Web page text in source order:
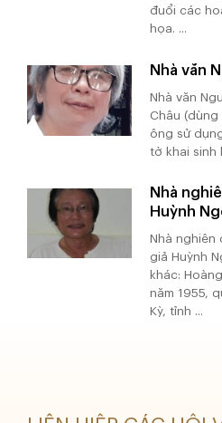
đuổi các
họa. ...
Nhà văn
Nhà văn
Châu (dùng
ông sử
tờ khai sinh
Nhà
Huỳnh
Nhà nghiên
giả Huỳnh
khác:
năm 1955,
Kỳ, tỉnh ...